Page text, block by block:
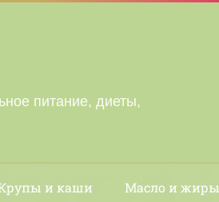
питание, диеты,
и каши Масло и жиры